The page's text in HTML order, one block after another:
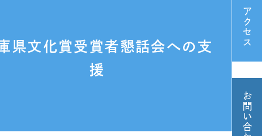
アクセス
お問い合わせ
県文化賞受賞者懇話会への支
援